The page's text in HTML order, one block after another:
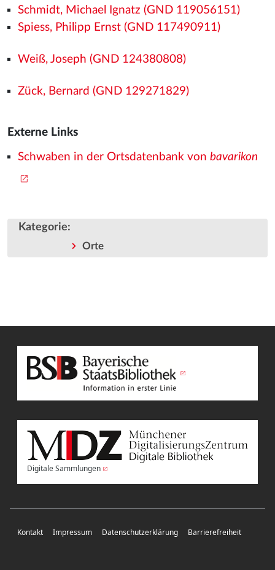
Schmidt, Michael Ignatz (GND 119056151)
Spiess, Philipp Ernst (GND 117490911)
Weiß, Joseph (GND 124380808)
Zück, Bernard (GND 129271829)
Externe Links
Schwaben in der Ortsdatenbank von bavarikon
Kategorie:
Orte
Digitale Sammlungen
Kontakt Impressum Datenschutzerklärung Barrierefreiheit